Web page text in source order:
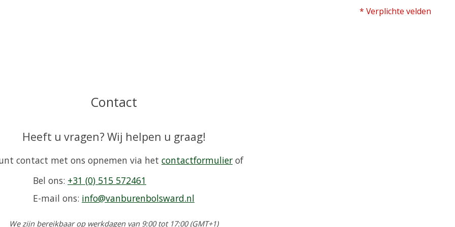
* Verplichte velden
Contact
Heeft u vragen? Wij helpen u graag!
contact met ons opnemen via het contactformulier of
Bel ons: +31 (0) 515 572461
E-mail ons: info@vanburenbolsward.nl
We zijn bereikbaar op werkdagen van 9:00 tot 17:00 (GMT+1)